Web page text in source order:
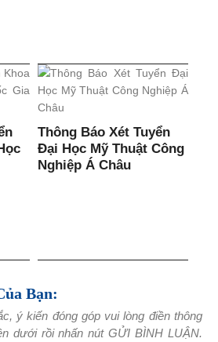
Thông Báo Xét Tuyển
Đại Học Mỹ Thuật Công
Nghiệp Á Châu
Bạn:
ý kiến đóng góp vui lòng điền thông
dưới rồi nhấn nút GỬI BÌNH LUẬN.